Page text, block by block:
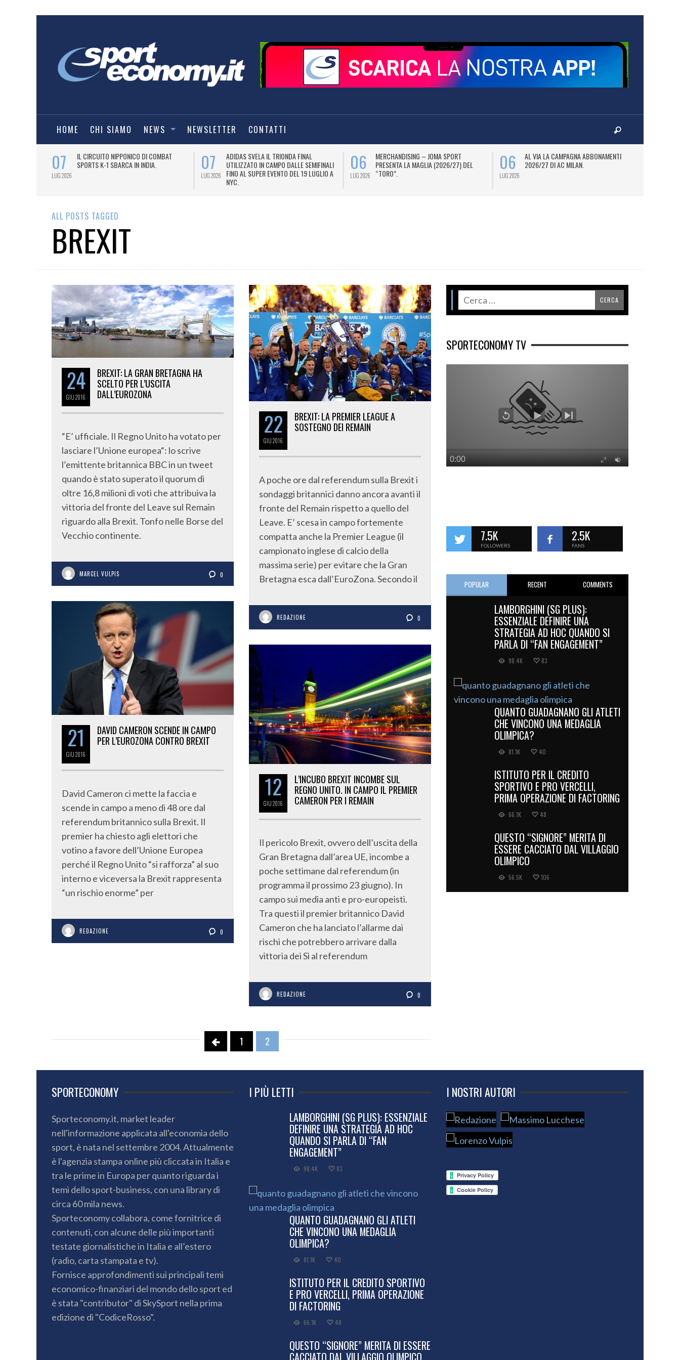
HOME CHI SIAMO NEWS NEWSLETTER CONTATTI
07
LUG 2026
IL CIRCUITO NIPPONICO DI COMBAT
SPORTS K-1 SBARCA IN INDIA.
07
LUG 2026
ADIDAS SVELA IL TRIONDA FINAL
UTILIZZATO IN CAMPO DALLE SEMIFINALI
FINO AL SUPER EVENTO DEL 19 LUGLIO A
NYC.
06
LUG 2026
MERCHANDISING – JOMA SPORT
PRESENTA LA MAGLIA (2026/27) DEL
“TORO”.
06
LUG 2026
AL VIA LA CAMPAGNA ABBONAMENTI
2026/27 DI AC MILAN.
ALL POSTS TAGGED
BREXIT
24
GIU2016
BREXIT: LA GRAN BRETAGNA HA
SCELTO PER L’USCITA
DALL’EUROZONA
“E’ ufficiale. Il Regno Unito ha votato per
lasciare l’Unione europea“: lo scrive
l’emittente britannica BBC in un tweet
quando è stato superato il quorum di
oltre 16,8 milioni di voti che attribuiva la
vittoria del fronte del Leave sul Remain
riguardo alla Brexit. Tonfo nelle Borse del
Vecchio continente.
MARCEL VULPIS 0
22
GIU2016
BREXIT: LA PREMIER LEAGUE A
SOSTEGNO DEI REMAIN
A poche ore dal referendum sulla Brexit i
sondaggi britannici danno ancora avanti il
fronte del Remain rispetto a quello del
Leave. E’ scesa in campo fortemente
compatta anche la Premier League (il
campionato inglese di calcio della
massima serie) per evitare che la Gran
Bretagna esca dall’EuroZona. Secondo il
REDAZIONE 0
21
GIU2016
DAVID CAMERON SCENDE IN CAMPO
PER L’EUROZONA CONTRO BREXIT
David Cameron ci mette la faccia e
scende in campo a meno di 48 ore dal
referendum britannico sulla Brexit. Il
premier ha chiesto agli elettori che
votino a favore dell’Unione Europea
perché il Regno Unito “si rafforza” al suo
interno e viceversa la Brexit rappresenta
“un rischio enorme” per
REDAZIONE 0
12
GIU2016
L’INCUBO BREXIT INCOMBE SUL
REGNO UNITO. IN CAMPO IL PREMIER
CAMERON PER I REMAIN
Il pericolo Brexit, ovvero dell’uscita della
Gran Bretagna dall’area UE, incombe a
poche settimane dal referendum (in
programma il prossimo 23 giugno). In
campo sui media anti e pro-europeisti.
Tra questi il premier britannico David
Cameron che ha lanciato l’allarme dai
rischi che potrebbero arrivare dalla
vittoria dei Sì al referendum
REDAZIONE 0
1 2
SPORTECONOMY TV
7.5K
FOLLOWERS
2.5K
FANS
POPULAR RECENT COMMENTS
LAMBORGHINI (SG PLUS):
ESSENZIALE DEFINIRE UNA
STRATEGIA AD HOC QUANDO SI
PARLA DI “FAN ENGAGEMENT”
98.4K 83
QUANTO GUADAGNANO GLI ATLETI
CHE VINCONO UNA MEDAGLIA
OLIMPICA?
81.1K 40
ISTITUTO PER IL CREDITO
SPORTIVO E PRO VERCELLI,
PRIMA OPERAZIONE DI FACTORING
66.1K 48
QUESTO “SIGNORE” MERITA DI
ESSERE CACCIATO DAL VILLAGGIO
OLIMPICO
56.5K 106
SPORTECONOMY
Sporteconomy.it, market leader
nell'informazione applicata all'economia dello
sport, è nata nel settembre 2004. Attualmente
è l'agenzia stampa online più cliccata in Italia e
tra le prime in Europa per quanto riguarda i
temi dello sport-business, con una library di
circa 60 mila news.
Sporteconomy collabora, come fornitrice di
contenuti, con alcune delle più importanti
testate giornalistiche in Italia e all’estero
(radio, carta stampata e tv).
Fornisce approfondimenti sui principali temi
economico-finanziari del mondo dello sport ed
è stata "contributor" di SkySport nella prima
edizione di "CodiceRosso".
I PIÙ LETTI
LAMBORGHINI (SG PLUS): ESSENZIALE
DEFINIRE UNA STRATEGIA AD HOC
QUANDO SI PARLA DI “FAN
ENGAGEMENT”
98.4K 83
QUANTO GUADAGNANO GLI ATLETI
CHE VINCONO UNA MEDAGLIA
OLIMPICA?
81.1K 40
ISTITUTO PER IL CREDITO SPORTIVO
E PRO VERCELLI, PRIMA OPERAZIONE
DI FACTORING
66.1K 48
QUESTO “SIGNORE” MERITA DI ESSERE
CACCIATO DAL VILLAGGIO OLIMPICO
I NOSTRI AUTORI